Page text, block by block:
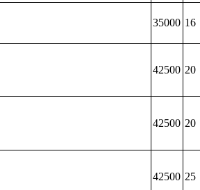
35000 16
42500 20
42500 20
42500 25